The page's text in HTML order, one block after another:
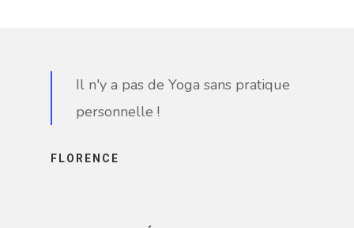
Il n'y a pas de Yoga sans pratique
personnelle !
FLORENCE
EN LIGNE